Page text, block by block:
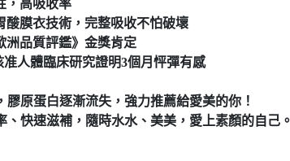
，高吸收率
酸膜衣技術，完整吸收不怕破壞
洲品質評鑑》金獎肯定
人體臨床研究證明3個月怦彈有感
膠原蛋白逐漸流失，強力推薦給愛美的你！
、快速滋補，隨時水水、美美，愛上素顏的自己。